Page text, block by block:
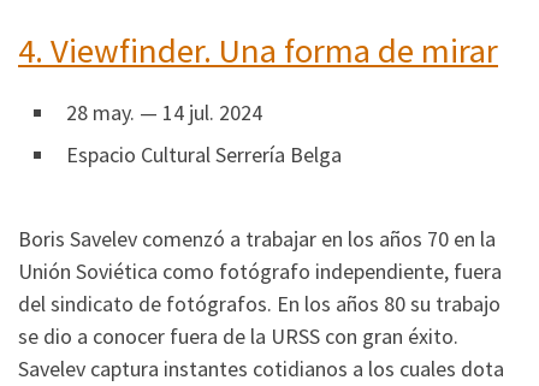
4. Viewfinder. Una forma de mirar
28 may. — 14 jul. 2024
Espacio Cultural Serrería Belga
Boris Savelev comenzó a trabajar en los años 70 en la
Unión Soviética como fotógrafo independiente, fuera
del sindicato de fotógrafos. En los años 80 su trabajo
se dio a conocer fuera de la URSS con gran éxito.
Savelev captura instantes cotidianos a los cuales dota